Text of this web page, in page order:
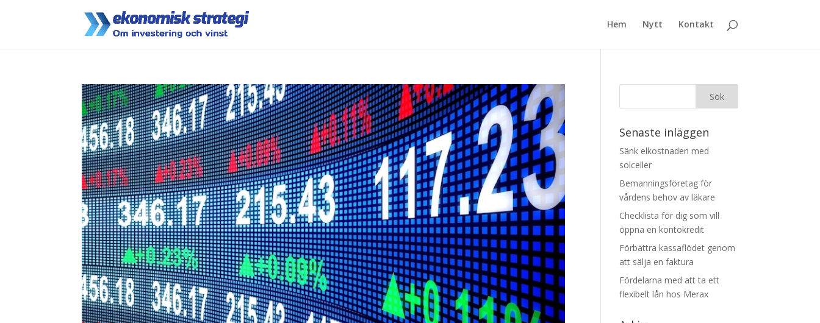
Hem Nytt Kontakt
Senaste inläggen
Sänk elkostnaden med
solceller
Bemanningsföretag för
vårdens behov av läkare
Checklista för dig som vill
öppna en kontokredit
Förbättra kassaflödet genom
att sälja en faktura
Fördelarna med att ta ett
flexibelt lån hos Merax